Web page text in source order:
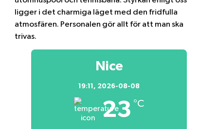
ligger i det charmiga läget med den fridfulla
atmosfären. Personalen gör allt för att man ska
trivas.
Nice
19:11, 2026-08-08
23 °C